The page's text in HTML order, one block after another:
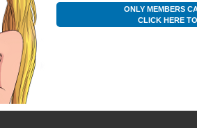
ONLY MEMBERS
CLICK HERE